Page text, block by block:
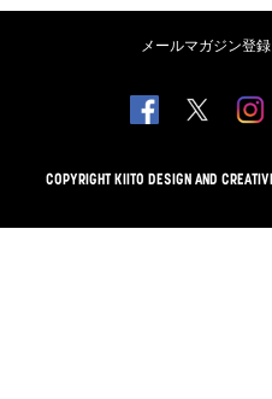
メールマガジン登録
COPYRIGHT KIITO DESIGN AND